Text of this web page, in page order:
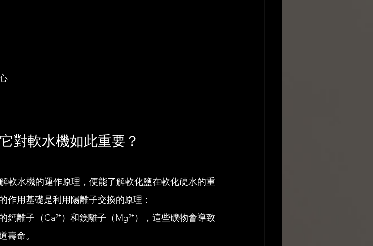
對軟水機如此重要？
軟水機的運作原理，便能了解軟化鹽在軟化硬水的重
作用基礎是利用陽離子交換的原理：
離子（Ca²⁺）和鎂離子（Mg²⁺），這些礦物會導致
壽命。